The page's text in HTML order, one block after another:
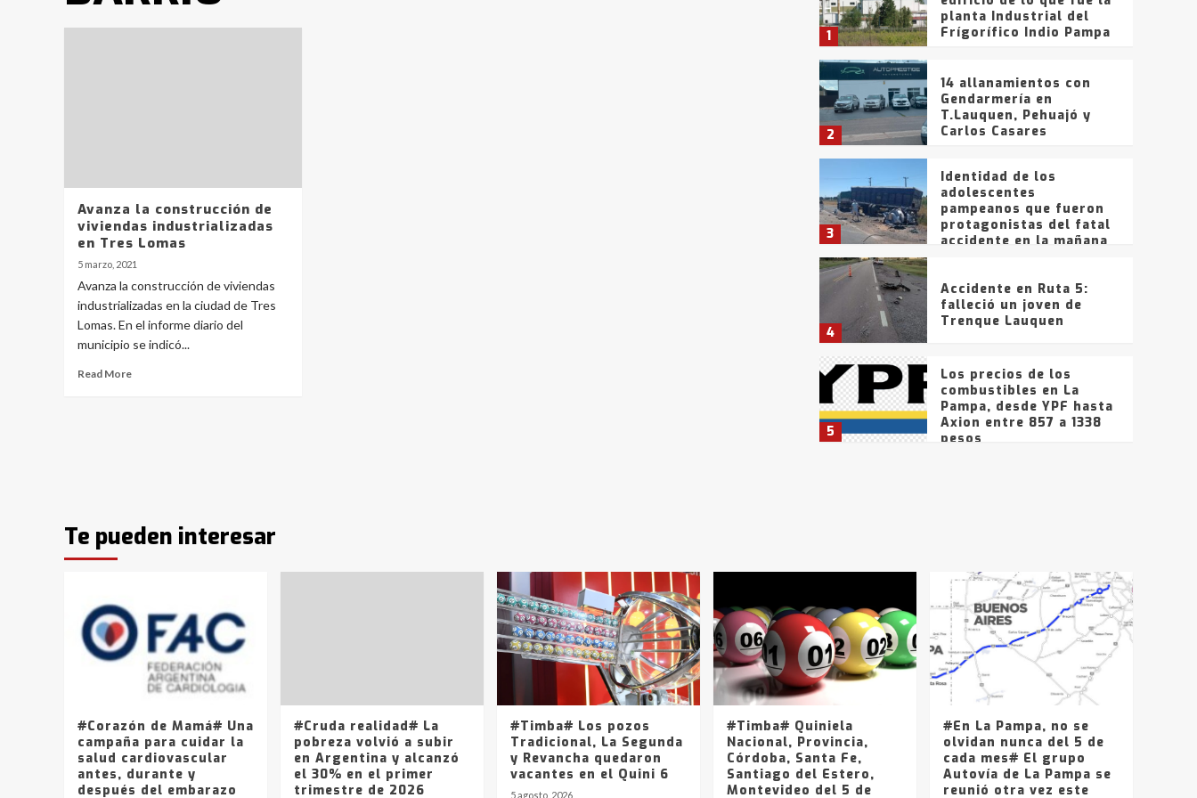
Avanza la construcción de
viviendas industrializadas
en Tres Lomas
5 marzo, 2021
Avanza la construcción de viviendas
industrializadas en la ciudad de Tres
Lomas. En el informe diario del
municipio se indicó...
Read More
1
planta Industrial del
Frígorífico Indio Pampa
2
14 allanamientos con
Gendarmería en
T.Lauquen, Pehuajó y
Carlos Casares
3
Identidad de los
adolescentes
pampeanos que fueron
protagonistas del fatal
accidente en la mañana
4
Accidente en Ruta 5:
falleció un joven de
Trenque Lauquen
5
Los precios de los
combustibles en La
Pampa, desde YPF hasta
Axion entre 857 a 1338
pesos
7
T.Lauquen: tres jóvenes
que intentaron evadir a
la Policía fueron
detenidos por
comercialización de
drogas en la tarde del
sábado
1
T.Lauquen: se vendió el
edificio de lo que fue la
planta Industrial del
Frígorífico Indio Pampa
14 allanamientos con
Gendarmería en
Te pueden interesar
#Corazón de Mamá# Una
campaña para cuidar la
salud cardiovascular
antes, durante y
después del embarazo
#Cruda realidad# La
pobreza volvió a subir
en Argentina y alcanzó
el 30% en el primer
trimestre de 2026
#Timba# Los pozos
Tradicional, La Segunda
y Revancha quedaron
vacantes en el Quini 6
5 agosto, 2026
#Timba# Quiniela
Nacional, Provincia,
Córdoba, Santa Fe,
Santiago del Estero,
Montevideo del 5 de
#En La Pampa, no se
olvidan nunca del 5 de
cada mes# El grupo
Autovía de La Pampa se
reunió otra vez este